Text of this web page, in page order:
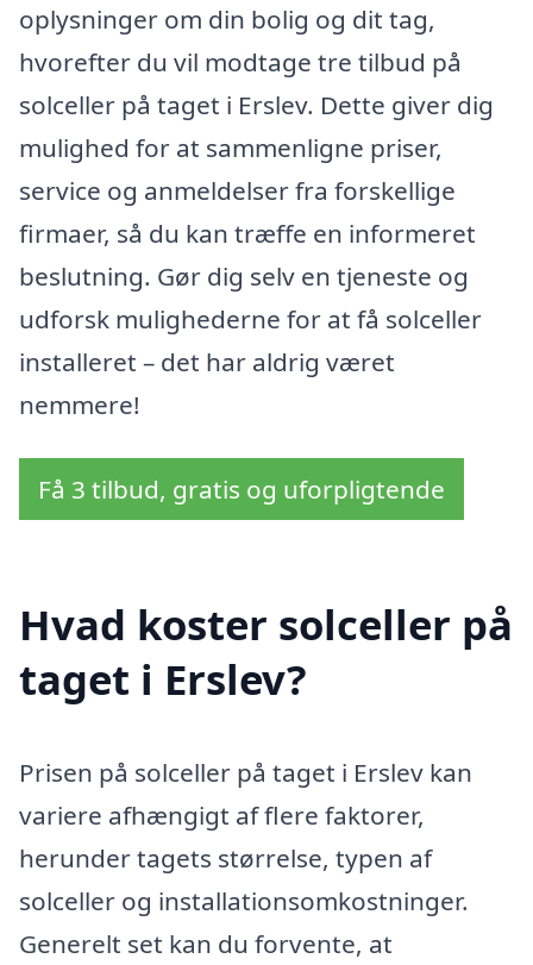
oplysninger om din bolig og dit tag,
hvorefter du vil modtage tre tilbud på
solceller på taget i Erslev. Dette giver dig
mulighed for at sammenligne priser,
service og anmeldelser fra forskellige
firmaer, så du kan træffe en informeret
beslutning. Gør dig selv en tjeneste og
udforsk mulighederne for at få solceller
installeret – det har aldrig været
nemmere!
Få 3 tilbud, gratis og uforpligtende
Hvad koster solceller på
taget i Erslev?
Prisen på solceller på taget i Erslev kan
variere afhængigt af flere faktorer,
herunder tagets størrelse, typen af
solceller og installationsomkostninger.
Generelt set kan du forvente, at